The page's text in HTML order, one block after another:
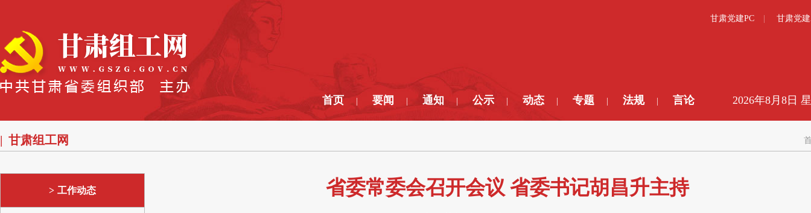
甘肃党建PC 甘肃党
首页 要闻 通知 公示 动态 专题 法规 言论 2026年8月8日
甘肃组工网
工作动态 省委常委会召开会议 省委书记胡昌升主持